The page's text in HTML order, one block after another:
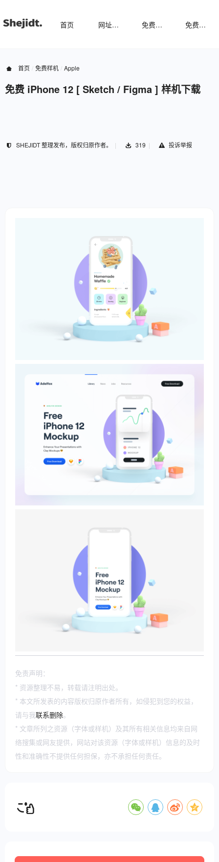
首页 网址导航 免费样机 免费字体
首页 免费样机 Apple
免费 iPhone 12 [ Sketch / Figma ] 样机下载
SHEJIDT 整理发布，版权归原作者。 319 投诉举报
免责声明：
* 资源整理不易，转载请注明出处。
* 本文所发表的内容版权归原作者所有，如侵犯到您的权益，
请与我联系删除。
* 文章所列之资源（字体或样机）及其所有相关信息均来自网
络搜集或网友提供，网站对该资源（字体或样机）信息的及时
性和准确性不提供任何担保，亦不承担任何责任。